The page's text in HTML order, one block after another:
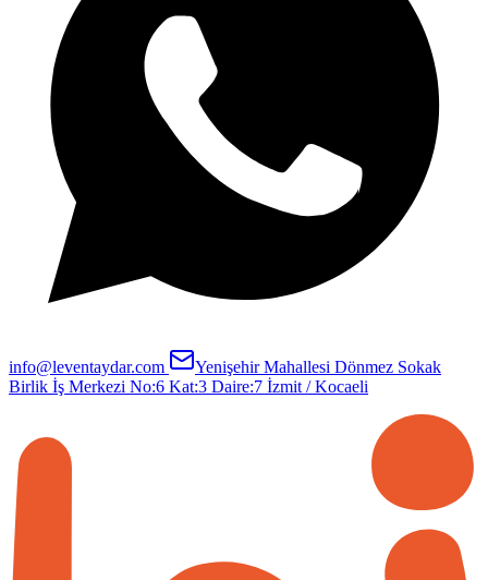
info@leventaydar.com
Yenişehir Mahallesi Dönmez Sokak
Birlik İş Merkezi No:6 Kat:3 Daire:7 İzmit / Kocaeli